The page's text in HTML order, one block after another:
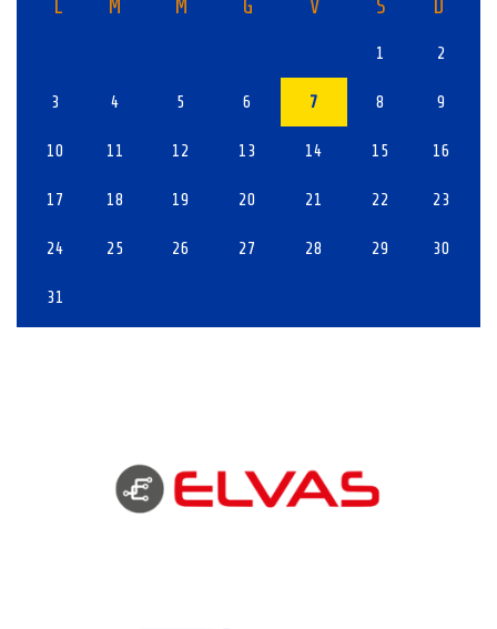
L M M G V S D
1 2
3 4 5 6 7 8 9
10 11 12 13 14 15 16
17 18 19 20 21 22 23
24 25 26 27 28 29 30
31